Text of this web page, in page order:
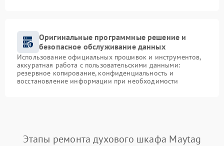
Оригинальные программные решение и
безопасное обслуживание данных
Использование официальных прошивок и инструментов,
аккуратная работа с пользовательскими данными:
резервное копирование, конфиденциальность и
восстановление информации при необходимости
Этапы ремонта духового шкафа Maytag